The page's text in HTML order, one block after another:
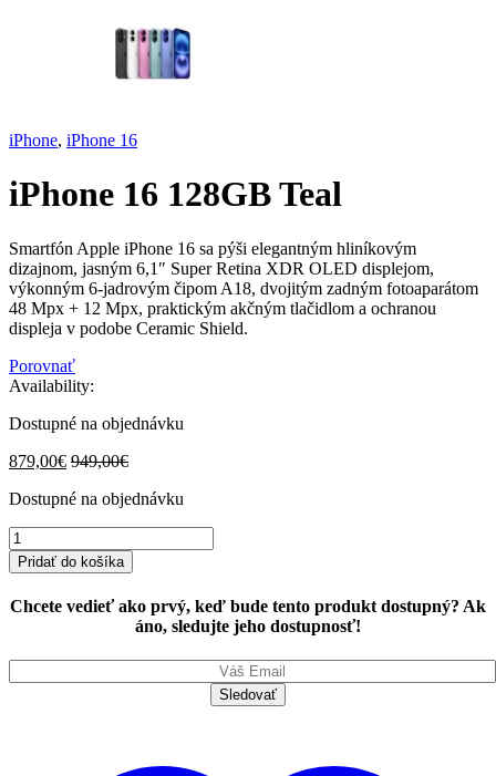
iPhone, iPhone 16
iPhone 16 128GB Teal
Smartfón Apple iPhone 16 sa pýši elegantným hliníkovým
dizajnom, jasným 6,1″ Super Retina XDR OLED displejom,
výkonným 6-jadrovým čipom A18, dvojitým zadným fotoaparátom
48 Mpx + 12 Mpx, praktickým akčným tlačidlom a ochranou
displeja v podobe Ceramic Shield.
Porovnať
Availability:
Dostupné na objednávku
879,00€ 949,00€
Dostupné na objednávku
iPhone
16
128GB
quantity
Pridať do košíka
Chcete vedieť ako prvý, keď bude tento produkt dostupný? Ak
áno, sledujte jeho dostupnosť!